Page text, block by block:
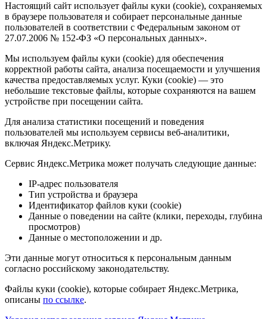
Настоящий сайт использует файлы куки (cookie), сохраняемых
в браузере пользователя и собирает персональные данные
пользователей в соответствии с Федеральным законом от
27.07.2006 № 152-ФЗ «О персональных данных».
Мы используем файлы куки (cookie) для обеспечения
корректной работы сайта, анализа посещаемости и улучшения
качества предоставляемых услуг. Куки (cookie) — это
небольшие текстовые файлы, которые сохраняются на вашем
устройстве при посещении сайта.
Для анализа статистики посещений и поведения
пользователей мы используем сервисы веб-аналитики,
включая Яндекс.Метрику.
Сервис Яндекс.Метрика может получать следующие данные:
IP-адрес пользователя
Тип устройства и браузера
Идентификатор файлов куки (cookie)
Данные о поведении на сайте (клики, переходы, глубина
просмотров)
Данные о местоположении и др.
Эти данные могут относиться к персональным данным
согласно российскому законодательству.
Файлы куки (cookie), которые собирает Яндекс.Метрика,
описаны по ссылке.